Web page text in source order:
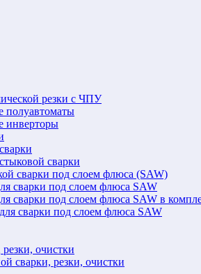
резки с ЧПУ
полуавтоматы
инверторы
сварки
сварки под слоем флюса (SAW)
сварки под слоем флюса SAW
сварки под слоем флюса SAW в
сварки под слоем флюса SAW
очистки
сварки, резки, очистки